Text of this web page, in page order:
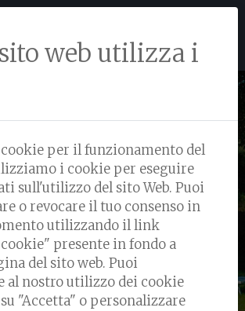
LA
web utilizza i
per il funzionamento del
i cookie per eseguire
sull'utilizzo del sito Web. Puoi
o revocare il tuo consenso in
utilizzando il link
presente in fondo a
del sito web. Puoi
al nostro utilizzo dei cookie
"Accetta" o personalizzare